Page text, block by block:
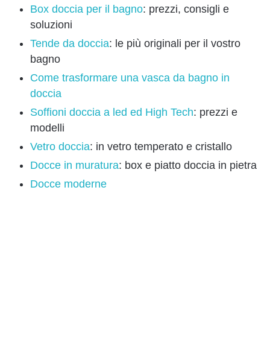
Box doccia per il bagno: prezzi, consigli e
soluzioni
Tende da doccia: le più originali per il vostro
bagno
Come trasformare una vasca da bagno in
doccia
Soffioni doccia a led ed High Tech: prezzi e
modelli
Vetro doccia: in vetro temperato e cristallo
Docce in muratura: box e piatto doccia in pietra
Docce moderne